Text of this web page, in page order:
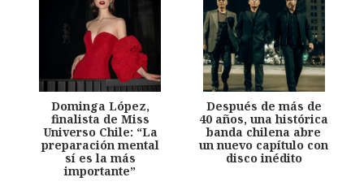
Dominga López,
finalista de Miss
Universo Chile: “La
preparación mental
sí es la más
importante”
Después de más de
40 años, una histórica
banda chilena abre
un nuevo capítulo con
disco inédito